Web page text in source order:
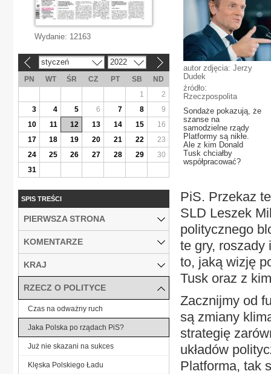
autor zdjęcia: Jerzy
Dudek
źródło:
Rzeczpospolita
Sondaże pokazują, że
szanse na
samodzielne rządy
Platformy są nikłe.
Ale z kim Donald
Tusk chciałby
współpracować?
PiS. Przekaz
SLD Leszek
politycznego
te gry, roszady
to, jaką wizję
Tusk oraz z
Zacznijmy od
są zmiany
strategię
układów
Platforma, tak
Wydanie: 12163
styczeń 2022
PN WT ŚR CZ PT SB
ND
1
2
3
4 5 6 7 8
9
10
11 12 13 14 15
16
17
18 19 20 21 22
23
24
25 26 27 28 29
30
31
SPIS TREŚCI
PIERWSZA STRONA
KOMENTARZE
KRAJ
RZECZ O POLITYCE
Czas na odważny ruch
Jaka Polska po rządach PiS?
Już nie skazani na sukces
Klęska Polskiego Ładu